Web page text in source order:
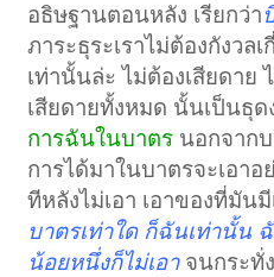
อธิษฐานตอนหลัง เรียกว่า
ภาระธุระเราไม่ต้องกังวล
เท่านั้นล่ะ ไม่ต้องเสียดาย
เสียดายทั้งหมด นั้นเป็นธุ
การฉันในบาตร นอกจาก
การได้มาในบาตรจะเอาอ
ทีหลังไม่เอา เอาของที่มัน
บาตรเท่าใด ก็ฉันเท่านั้น
น้อยหนึ่งก็ไม่เอา จนกระทั่